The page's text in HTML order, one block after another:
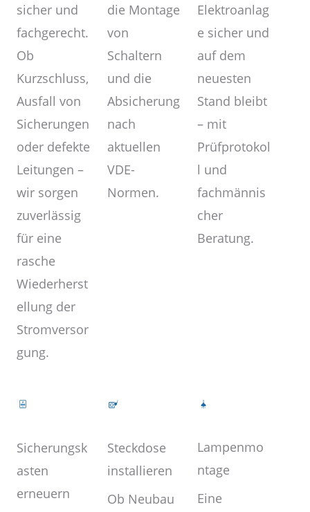
sicher und
fachgerecht.
Ob
Kurzschluss,
Ausfall von
Sicherungen
oder defekte
Leitungen –
wir sorgen
zuverlässig
für eine
rasche
Wiederherst
ellung der
Stromversor
gung.
die Montage
von
Schaltern
und die
Absicherung
nach
aktuellen
VDE-
Normen.
Elektroanlag
e sicher und
auf dem
neuesten
Stand bleibt
– mit
Prüfprotokol
l und
fachmännis
cher
Beratung.
Sicherungsk
asten
erneuern
Steckdose
installieren
Ob Neubau
Lampenmo
ntage
Eine